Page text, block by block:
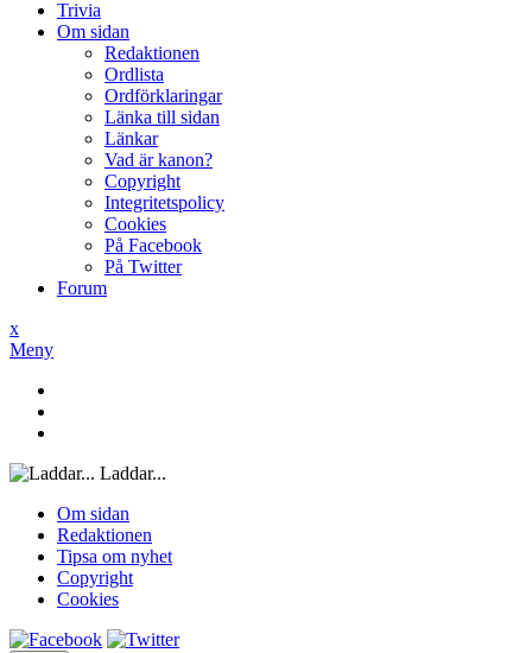
Trivia
Om sidan
Redaktionen
Ordlista
Ordförklaringar
Länka till sidan
Länkar
Vad är kanon?
Copyright
Integritetspolicy
Cookies
På Facebook
På Twitter
Forum
x
Meny
Laddar...
Om sidan
Redaktionen
Tipsa om nyhet
Copyright
Cookies